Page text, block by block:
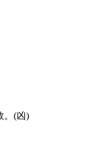
。(凶)